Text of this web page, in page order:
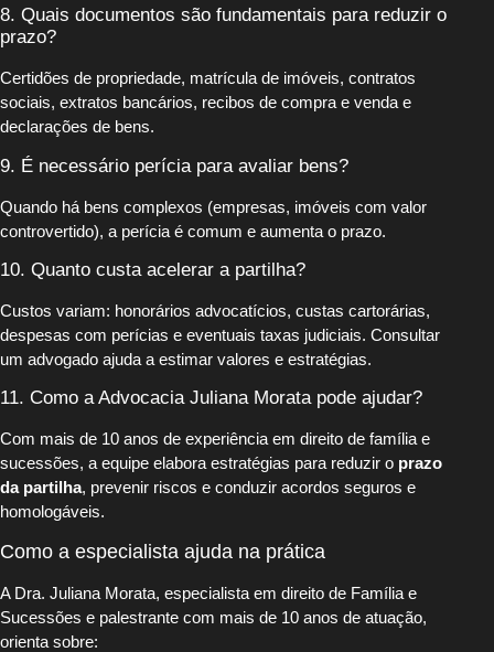
8. Quais documentos são fundamentais para reduzir o
prazo?
Certidões de propriedade, matrícula de imóveis, contratos
sociais, extratos bancários, recibos de compra e venda e
declarações de bens.
9. É necessário perícia para avaliar bens?
Quando há bens complexos (empresas, imóveis com valor
controvertido), a perícia é comum e aumenta o prazo.
10. Quanto custa acelerar a partilha?
Custos variam: honorários advocatícios, custas cartorárias,
despesas com perícias e eventuais taxas judiciais. Consultar
um advogado ajuda a estimar valores e estratégias.
11. Como a Advocacia Juliana Morata pode ajudar?
Com mais de 10 anos de experiência em direito de família e
sucessões, a equipe elabora estratégias para reduzir o prazo
da partilha, prevenir riscos e conduzir acordos seguros e
homologáveis.
Como a especialista ajuda na prática
A Dra. Juliana Morata, especialista em direito de Família e
Sucessões e palestrante com mais de 10 anos de atuação,
orienta sobre: